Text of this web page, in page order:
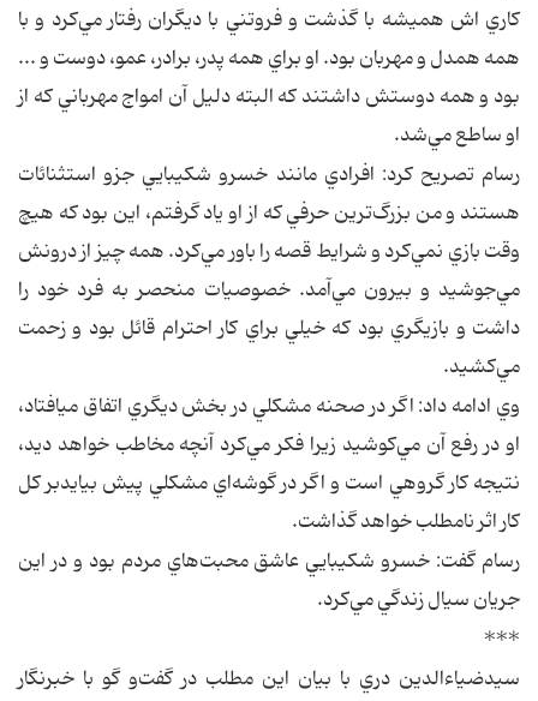
كاري اش هميشه با گذشت و فروتني با ديگران رفتار مي‌كرد و با
همه همدل و مهربان بود. او براي همه پدر، برادر، عمو، دوست و ...
بود و همه دوستش داشتند كه البته دليل آن امواج مهرباني كه از
او ساطع مي‌شد.
رسام تصريح كرد: افرادي مانند خسرو شكيبايي جزو استثنائات
هستند و من بزرگ‌ترين حرفي كه از او ياد گرفتم، اين بود كه هيچ
وقت بازي نمي‌كرد و شرايط قصه را باور مي‌كرد. همه چيز از درونش
مي‌جوشيد و بيرون مي‌آمد. خصوصيات منحصر به فرد خود را
داشت و بازيگري بود كه خيلي براي كار احترام قائل بود و زحمت
مي‌كشيد.
وي ادامه داد: اگر در صحنه مشكلي در بخش ديگري اتفاق ميافتاد،
او در رفع آن مي‌كوشيد زيرا فكر مي‌كرد آنچه مخاطب خواهد ديد،
نتيجه كار گروهي است و اگر در گوشه‌اي مشكلي پيش بيايدبر كل
كار اثر نامطلب خواهد گذاشت.
رسام گفت: خسرو شكيبايي عاشق محبت‌هاي مردم بود و در اين
جريان سيال زندگي مي‌كرد.
***
سيدضياء‌الدين دري با بيان اين مطلب در گفت‌و گو با خبرنگار